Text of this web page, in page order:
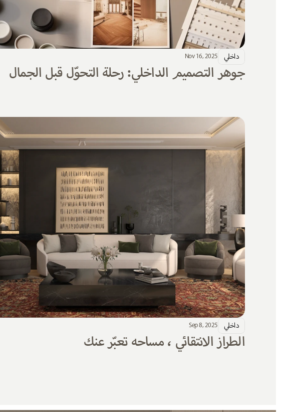
Nov 16, 2025 داخلي
جوهر التصميم الداخلي: رحلة التحوّل قبل الجمال
Sep 8, 2025 داخلي
الطراز الانتقائي ، مساحه تعبّر عنك